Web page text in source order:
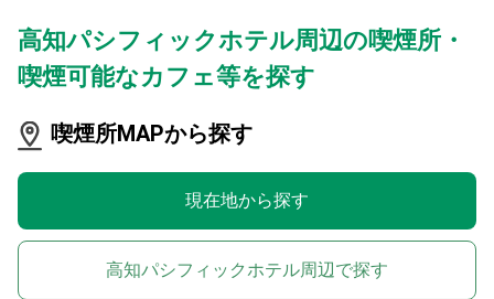
高知パシフィックホテル周辺の喫煙所・
喫煙可能なカフェ等を探す
喫煙所MAPから探す
現在地から探す
高知パシフィックホテル周辺で探す